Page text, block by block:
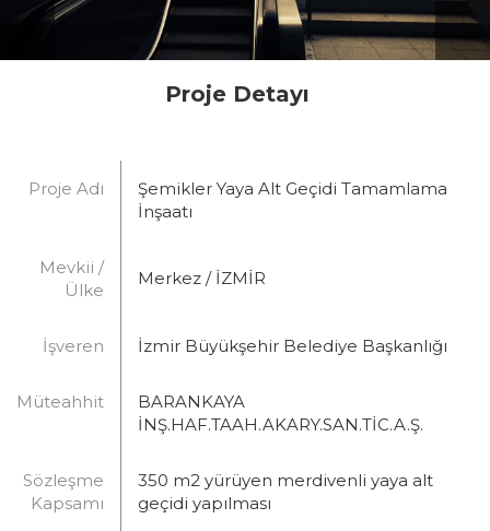
Proje Detayı
Proje Adı
Şemikler Yaya Alt Geçidi Tamamlama
İnşaatı
Mevkii /
Ülke
Merkez / İZMİR
İşveren İzmir Büyükşehir Belediye Başkanlığı
Müteahhit
BARANKAYA
İNŞ.HAF.TAAH.AKARY.SAN.TİC.A.Ş.
Sözleşme
Kapsamı
350 m2 yürüyen merdivenli yaya alt
geçidi yapılması